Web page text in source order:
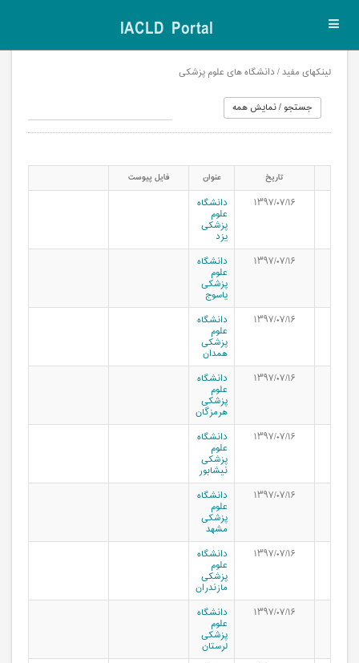
IACLD Portal
لینکهای مفید / دانشگاه های علوم پزشکی
تاریخ عنوان فایل پیوست
۱۳۹۷/۰۷/۱۶ دانشگاه
علوم
پزشکی
یزد
۱۳۹۷/۰۷/۱۶
دانشگاه
علوم
پزشکی
یاسوج
۱۳۹۷/۰۷/۱۶
دانشگاه
علوم
پزشکی
همدان
۱۳۹۷/۰۷/۱۶
دانشگاه
علوم
پزشکی
هرمزگان
۱۳۹۷/۰۷/۱۶
دانشگاه
علوم
پزشکی
نیشابور
۱۳۹۷/۰۷/۱۶
دانشگاه
علوم
پزشکی
مشهد
۱۳۹۷/۰۷/۱۶
دانشگاه
علوم
پزشکی
مازندران
۱۳۹۷/۰۷/۱۶
دانشگاه
علوم
پزشکی
لرستان